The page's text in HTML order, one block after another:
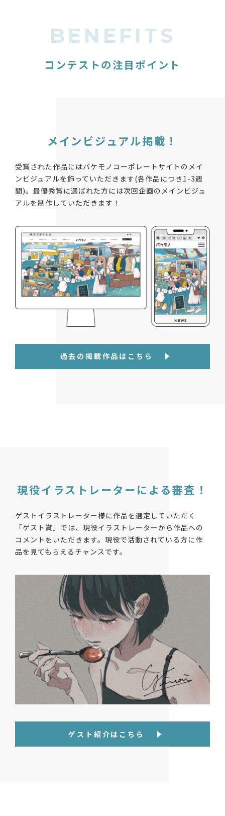
BENEFITS
コンテストの注目ポイント
メインビジュアル掲載！
受賞された作品にはバケモノコーポレートサイトのメイ
ンビジュアルを飾っていただきます(各作品につき1-3週
間)。最優秀賞に選ばれた方には次回企画のメインビジュ
アルを制作していただきます！
過去の掲載作品はこちら
現役イラストレーターによる審査！
ゲストイラストレーター様に作品を選定していただく
「ゲスト賞」では、現役イラストレーターから作品への
コメントをいただきます。現役で活動されている⽅に作
品を⾒てもらえるチャンスです。
ゲスト紹介はこちら